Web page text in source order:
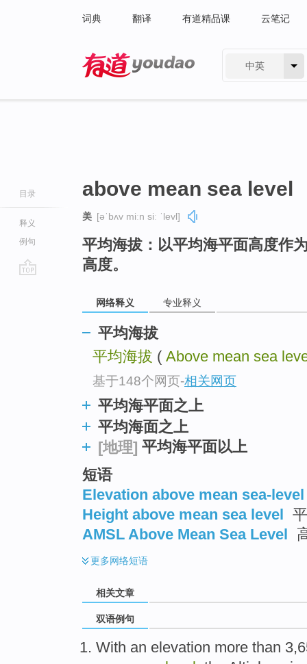
词典 翻译 有道精品课 云笔记
中英
目录
释义
例句
above mean sea level
美 [əˈbʌv miːn siː ˈlevl]
平均海拔：以平均海平面高度作
高度。
网络释义 专业释义
平均海拔
平均海拔 ( Above mean sea
基于148个网页-相关网页
平均海平面之上
平均海面之上
[地理] 平均海平面以上
短语
Elevation above mean sea-level
Height above mean sea level
AMSL Above Mean Sea Level
更多网络短语
相关文章
双语例句
With an elevation more than